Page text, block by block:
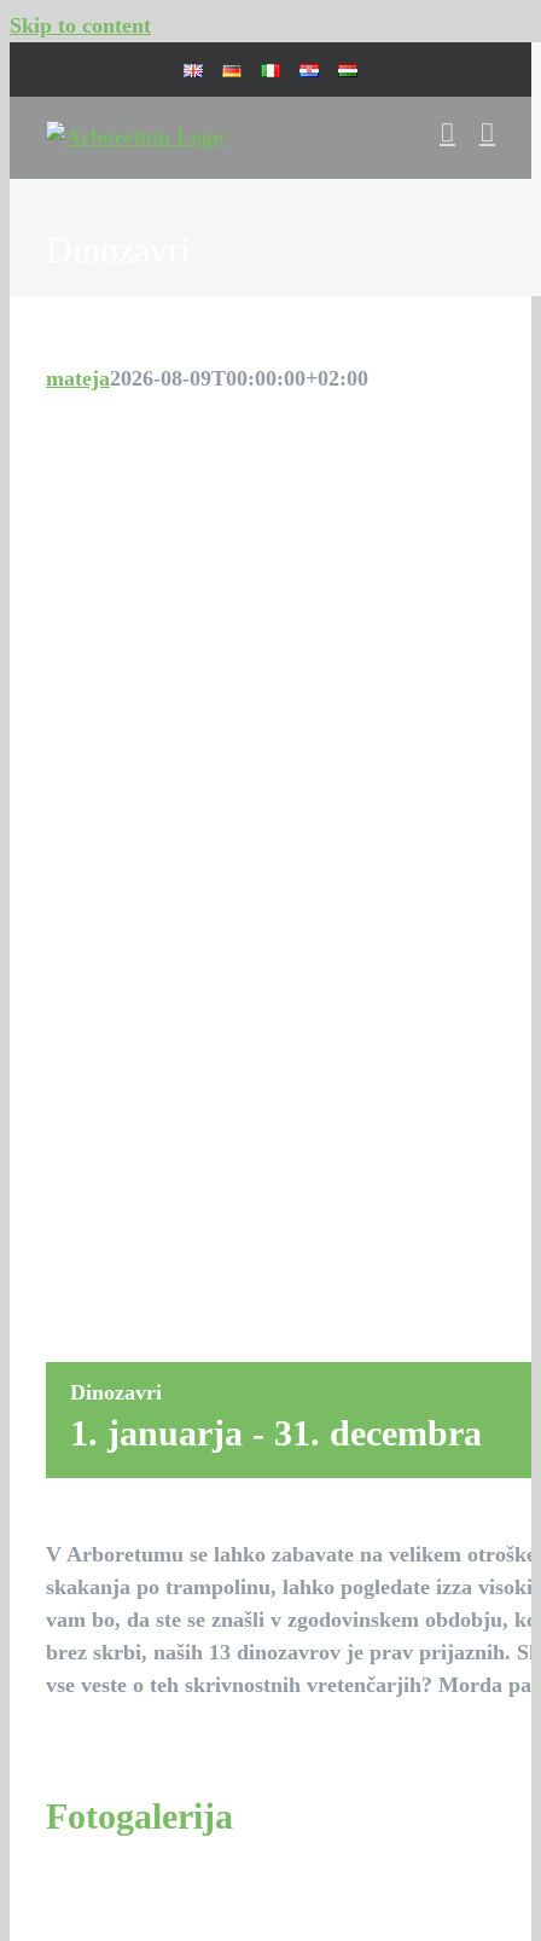
Skip to content
mateja2026-08-09T00:00:00+02:00
Dinozavri
1. januarja - 31. decembra
V Arboretumu se lahko zabavate na velikem
skakanja po trampolinu, lahko pogledate izza
vam bo, da ste se znašli v zgodovinskem obdobju,
brez skrbi, naših 13 dinozavrov je prav prijaznih.
vse veste o teh skrivnostnih vretenčarjih? Morda
Fotogalerija